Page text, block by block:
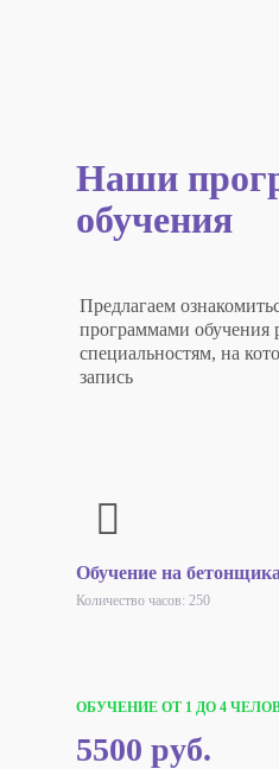
Наши
обучения
Предлагаем
программами обучения
специальностям, на
запись
Обучение на бетонщика
Количество часов: 250
ОБУЧЕНИЕ ОТ 1 ДО 4
5500 руб.